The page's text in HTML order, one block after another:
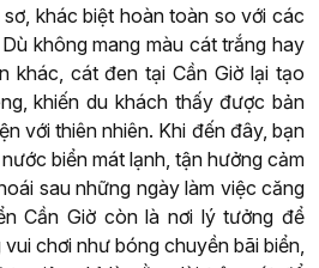
khác biệt hoàn toàn so với các
không mang màu cát trắng hay
khác, cát đen tại Cần Giờ lại tạo
khiến du khách thấy được bản
với thiên nhiên. Khi đến đây, bạn
biển mát lạnh, tận hưởng cảm
sau những ngày làm việc căng
Cần Giờ còn là nơi lý tưởng để
chơi như bóng chuyền bãi biển,